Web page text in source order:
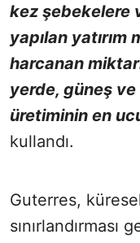
kez şebekelere
yapılan yatırım
harcanan
yerde, güneş
üretiminin en
kullandı.
Guterres,